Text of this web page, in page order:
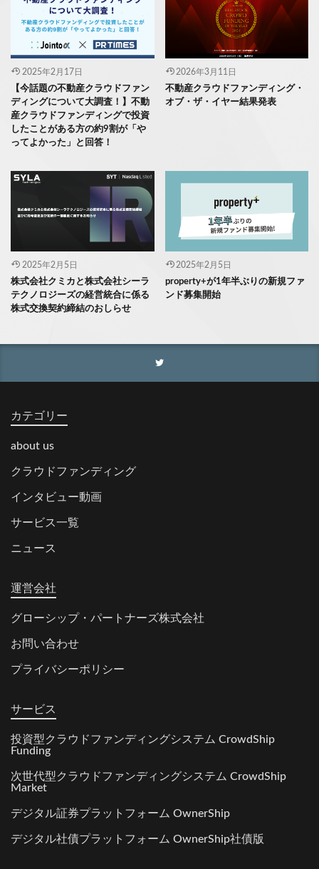
2025年2月17日
【今話題の不動産クラウドファン
ディングについて大調査！】不動
産クラウドファンディングで投資
したことがある方の約9割が「や
ってよかった」と回答！
2026年3月11日
不動産クラウドファンディング・
オブ・ザ・イヤー結果発表
2025年2月5日
株式会社クミカと株式会社シーラ
テクノロジーズの経営統合に係る
株式交換契約締結のおしらせ
2025年2月5日
property+が1年半ぶりの新規ファ
ンド募集開始
カテゴリー
about us
クラウドファンディング
インタビュー動画
サービス一覧
ニュース
運営会社
グローシップ・パートナーズ株式会社
お問い合わせ
プライバシーポリシー
サービス
投資型クラウドファンディングシステム CrowdShip
Funding
次世代型クラウドファンディングシステム CrowdShip
Market
デジタル証券プラットフォーム OwnerShip
デジタル社債プラットフォーム OwnerShip社債版